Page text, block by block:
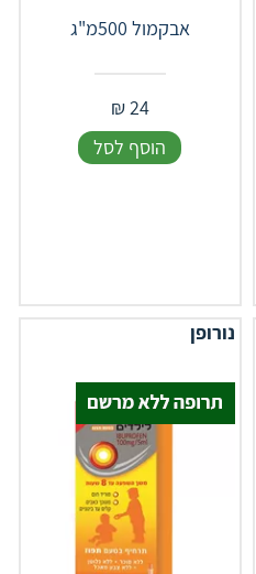
אבקמול 500מ"ג
24
₪
הוסף לסל
נורופן